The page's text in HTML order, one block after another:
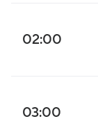
02:00
03:00